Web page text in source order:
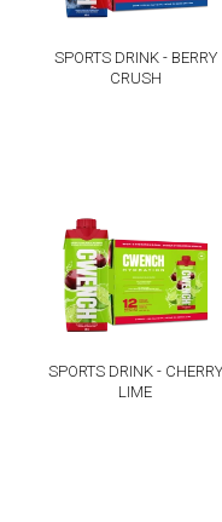
SPORTS DRINK - BERRY
CRUSH
SPORTS DRINK - CHERRY
LIME